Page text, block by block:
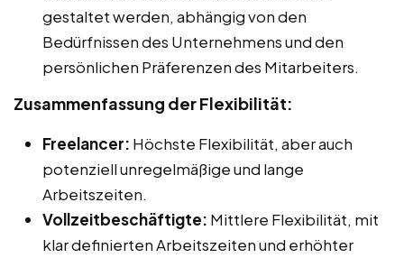
gestaltet werden, abhängig von den
Bedürfnissen des Unternehmens und den
persönlichen Präferenzen des Mitarbeiters.
Zusammenfassung der Flexibilität:
Freelancer: Höchste Flexibilität, aber auch
potenziell unregelmäßige und lange
Arbeitszeiten.
Vollzeitbeschäftigte: Mittlere Flexibilität, mit
klar definierten Arbeitszeiten und erhöhter